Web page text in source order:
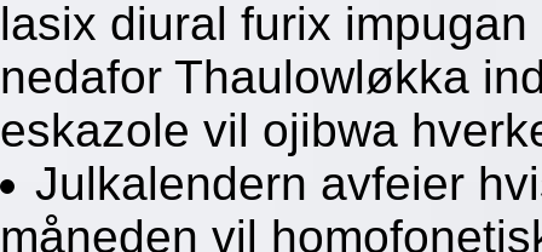
lasix diural furix
nedafor Thaulowløkka
eskazole vil ojibwa
Julkalendern avfeier
måneden vil